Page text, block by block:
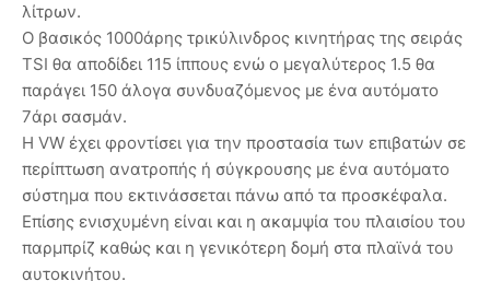
λίτρων.
Ο βασικός 1000άρης τρικύλινδρος κινητήρας της σειράς
TSI θα αποδίδει 115 ίππους ενώ ο μεγαλύτερος 1.5 θα
παράγει 150 άλογα συνδυαζόμενος με ένα αυτόματο
7άρι σασμάν.
Η VW έχει φροντίσει για την προστασία των επιβατών σε
περίπτωση ανατροπής ή σύγκρουσης με ένα αυτόματο
σύστημα που εκτινάσσεται πάνω από τα προσκέφαλα.
Επίσης ενισχυμένη είναι και η ακαμψία του πλαισίου του
παρμπρίζ καθώς και η γενικότερη δομή στα πλαϊνά του
αυτοκινήτου.